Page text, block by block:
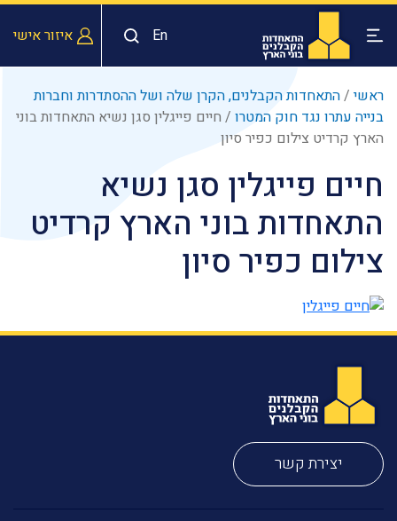
En איזור אישי
ראשי /התאחדות הקבלנים, הקרן שלה ושל ההסתדרות וחברות
בנייה עתרו נגד חוק המטרו / חיים פייגלין סגן נשיא התאחדות בוני
הארץ קרדיט צילום כפיר סיון
חיים פייגלין סגן נשיא
התאחדות בוני הארץ קרדיט
צילום כפיר סיון
יצירת קשר